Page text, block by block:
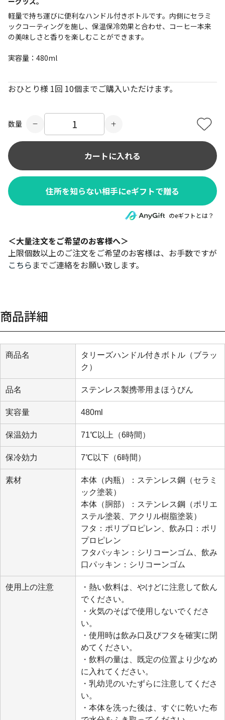
軽量で持ち運びに便利なハンドル付きボトルです。内側にセラミ
ックコーティングを施し、保温保冷効果と合わせ、コーヒー本来
の美味しさと香りを楽しむことができます。
実容量：480ml
おひとり様 1回 10個までご購入いただけます。
数量
カートに入れる
住所を知らない相手にeギフトで贈る
のeギフトとは？
＜大量注文をご希望のお客様へ＞
上限個数以上のご注文をご希望のお客様は、お手数ですが
こちら までご連絡をお願い致します。
商品詳細
商品名
タリーズハンドル付きボトル（ブラッ
ク）
品名 ステンレス製携帯用まほうびん
実容量 480ml
保温効力 71℃以上（6時間）
保冷効力 7℃以下（6時間）
素材
本体（内瓶）：ステンレス鋼（セラミ
ック塗装）
本体（胴部）：ステンレス鋼（ポリエ
ステル塗装、アクリル樹脂塗装）
フタ：ポリプロピレン、飲み口：ポリ
プロピレン
フタパッキン：シリコーンゴム、飲み
口パッキン：シリコーンゴム
使用上の注意
・熱い飲料は、やけどに注意して飲ん
でください。
・火気のそばで使用しないでくださ
い。
・使用時は飲み口及びフタを確実に閉
めてください。
・飲料の量は、既定の位置より少なめ
に入れてください。
・乳幼児のいたずらに注意してくださ
い。
・本体を洗った後は、すぐに乾いた布